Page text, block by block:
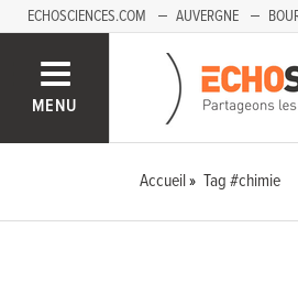
ECHOSCIENCES.COM AUVERGNE
SAVOIE MONT-BLANC
MENU
Accueil Tag #chimie